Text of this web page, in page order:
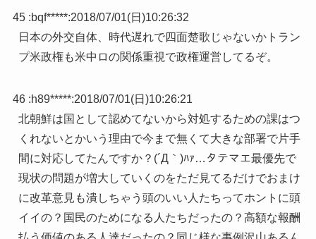
45 :bqf*****:2018/07/01(日)10:26:32
日本の外交自体、時代遅れで四面楚歌じゃないかトラン
プ米政権も米中ロの関係重視で政権運営してるぞ。
46 :h89*****:2018/07/01(日)10:26:21
北朝鮮は国として認めてないから対処するための課はつ
くれないとかいう理由で今まで無くて大きな部署で片手
間に対応してたんですか？(´Д｀)ﾊｧ…タテマエ最優先で
現状の問題が増大していくのをただ見てるだけでおまけ
に改革意見も潰しちゃう頭のいい人たちってホントに頭
イイの？国民のためになる人たちだったの？高額な報酬